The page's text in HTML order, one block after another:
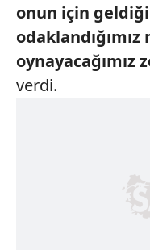
onun için
odaklandığımız
oynayacağımız
verdi.